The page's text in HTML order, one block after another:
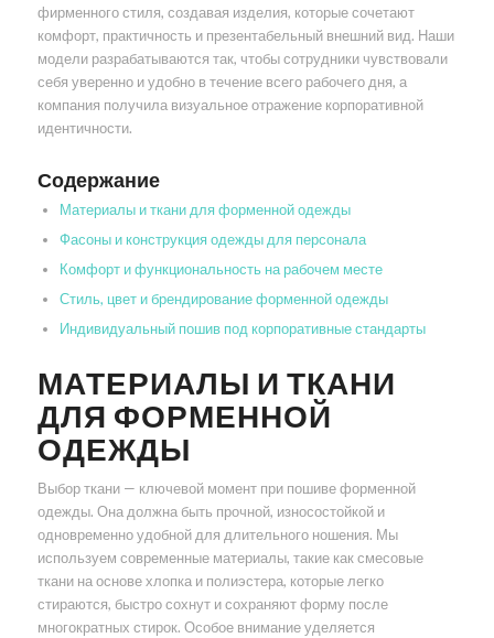
фирменного стиля, создавая изделия, которые сочетают
комфорт, практичность и презентабельный внешний вид. Наши
модели разрабатываются так, чтобы сотрудники чувствовали
себя уверенно и удобно в течение всего рабочего дня, а
компания получила визуальное отражение корпоративной
идентичности.
Содержание
Материалы и ткани для форменной одежды
Фасоны и конструкция одежды для персонала
Комфорт и функциональность на рабочем месте
Стиль, цвет и брендирование форменной одежды
Индивидуальный пошив под корпоративные стандарты
МАТЕРИАЛЫ И ТКАНИ
ДЛЯ ФОРМЕННОЙ
ОДЕЖДЫ
Выбор ткани — ключевой момент при пошиве форменной
одежды. Она должна быть прочной, износостойкой и
одновременно удобной для длительного ношения. Мы
используем современные материалы, такие как смесовые
ткани на основе хлопка и полиэстера, которые легко
стираются, быстро сохнут и сохраняют форму после
многократных стирок. Особое внимание уделяется